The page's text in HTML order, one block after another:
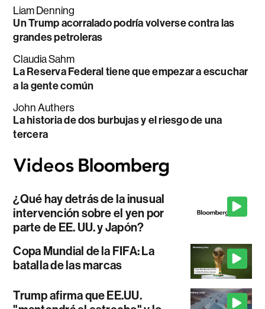
Liam Denning
Un Trump acorralado podría volverse contra las
grandes petroleras
Claudia Sahm
La Reserva Federal tiene que empezar a escuchar
a la gente común
John Authers
La historia de dos burbujas y el riesgo de una
tercera
¿Qué hay detrás de la inusual
intervención sobre el yen por
parte de EE. UU. y Japón?
Copa Mundial de la FIFA: La
batalla de las marcas
Trump afirma que EE.UU.